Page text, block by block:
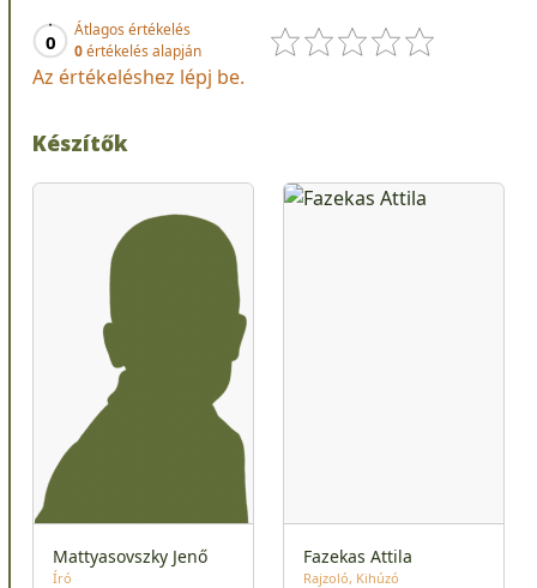
0
Átlagos értékelés
0értékelés alapján
Az értékeléshez lépj be.
Készítők
Mattyasovszky Jenő
Író
Fazekas Attila
Rajzoló Kihúzó